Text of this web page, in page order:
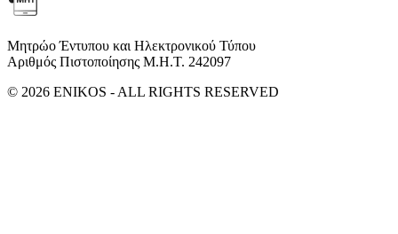
Μητρώο Έντυπου και Ηλεκτρονικού Τύπου
Αριθμός Πιστοποίησης Μ.Η.Τ. 242097
© 2026 ENIKOS - ALL RIGHTS RESERVED